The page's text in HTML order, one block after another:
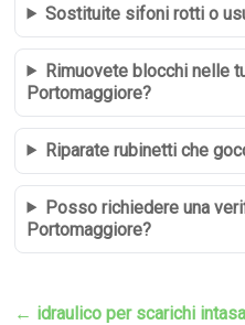
Sostituite sifoni rotti o
Rimuovete blocchi nelle
Portomaggiore?
Riparate rubinetti che
Posso richiedere una
Portomaggiore?
← idraulico per scarichi